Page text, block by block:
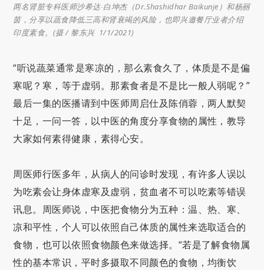
两名肾脏专科医师沙希达∙白坤杰（Dr.Shashidhar Baikunje）和杨丽
茵，分享以蔬食降低三高和肾衰竭的风险，也即兴邀餐厅业者介绍
印度素食。(摄 / 黎东兴 1/1/2021)
“听说蔬菜通常是寒凉的，那么素食久了，体质是不是偏
寒呢？寒，等于虚弱。那素食者是不是比一般人弱呢？”
最后一集的医播请到中医师周启仕及陈俏蓉，两人默契
十足，一问一答，以中医的角度分享食物的属性，教导
大家如何素得健康，素得心安。
周医师行医多年，从病人的问诊时发现，有许多人误以
为吃素会让身体虚寒及虚弱，贫血者不可以吃素等错误
讯息。周医师说，中医把食物分为五种：温、热、寒、
凉和平性，个人可以依照自己体质的属性来选取适合的
食物，也可以依照食物颜色来做选择。“若是了解食物属
性的基本常识，平时多摄取不同颜色的食物，均衡饮